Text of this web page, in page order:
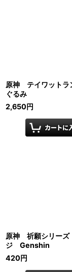
原神 テイワット
ぐるみ
2,650円
原神 祈願シリー
ジ Genshin
420円